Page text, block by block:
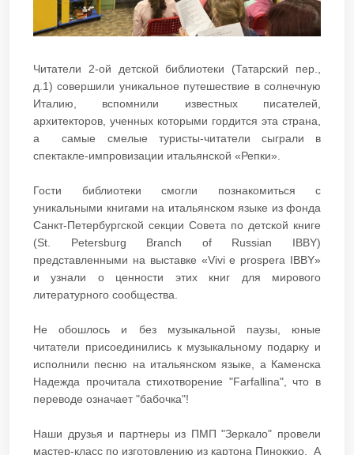
Читатели 2-ой детской библиотеки (Татарский пер.,
д.1) совершили уникальное путешествие в солнечную
Италию, вспомнили известных писателей,
архитекторов, ученных которыми гордится эта страна,
а самые смелые туристы-читатели сыграли в
спектакле-импровизации итальянской «Репки».
Гости библиотеки смогли познакомиться с
уникальными книгами на итальянском языке из фонда
Санкт‑Петербургской секции Совета по детской книге
(St. Petersburg Branch of Russian IBBY)
представленными на выставке «Vivi e prospera IBBY»
и узнали о ценности этих книг для мирового
литературного сообщества.
Не обошлось и без музыкальной паузы, юные
читатели присоединились к музыкальному подарку и
исполнили песню на итальянском языке, а Каменска
Надежда прочитала стихотворение "Farfallina", что в
переводе означает "бабочка"!
Наши друзья и партнеры из ПМП "Зеркало" провели
мастер-класс по изготовлению из картона Пиноккио. А